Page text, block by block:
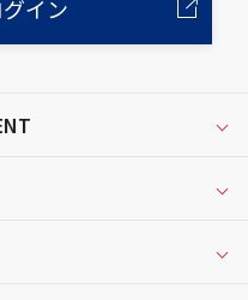
イン